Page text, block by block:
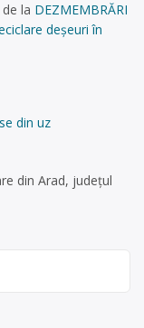
la DEZMEMBRĂRI
deșeuri în
din uz
din Arad, județul